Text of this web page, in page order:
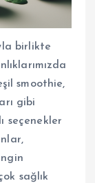
birlikte
smoothie,
gibi
seçenekler
sağlık